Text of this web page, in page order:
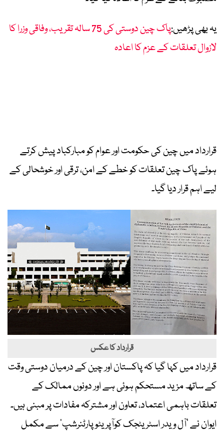
یہ بھی پڑھیں:
پاک چین دوستی کی 75 سالہ تقریب، وفاقی وزرا کا
لازوال تعلقات کے عزم کا اعادہ
قرارداد میں چین کی حکومت اور عوام کو مبارکباد پیش کرتے
ہوئے پاک چین تعلقات کو خطے کے امن، ترقی اور خوشحالی کے
لیے اہم قرار دیا گیا۔
قرارداد کا عکس
قرارداد میں کہا گیا کہ پاکستان اور چین کے درمیان دوستی وقت
کے ساتھ مزید مستحکم ہوئی ہے اور دونوں ممالک کے
تعلقات باہمی اعتماد، تعاون اور مشترکہ مفادات پر مبنی ہیں۔
ایوان نے ’آل ویدر اسٹریٹجک کوآپریٹو پارٹنرشپ‘ سے مکمل